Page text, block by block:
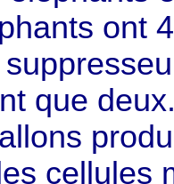
ont
que
cellules